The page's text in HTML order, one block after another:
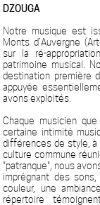
DZOUGA
Notre musique est
Monts d’Auvergne
sur la ré-
patrimoine musical.
destination première
appuyée
avons exploités.
Chaque musicien
certaine intimité
différences de style,
culture commune
"patranque", nous
imprégnant des
couleur, une
répertoire